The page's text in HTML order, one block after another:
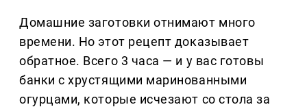
Домашние заготовки отнимают много
времени. Но этот рецепт доказывает
обратное. Всего 3 часа — и у вас готовы
банки с хрустящими маринованными
огурцами, которые исчезают со стола за